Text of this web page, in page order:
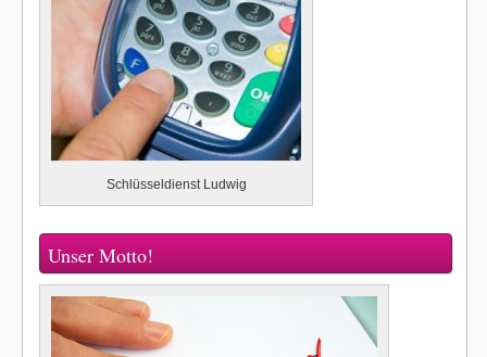
Schlüsseldienst Ludwig
Unser Motto!